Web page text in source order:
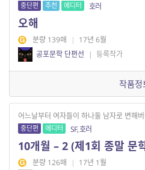
중단편 추천 에디터 호러
오해
분량 139매 | 17년 6월
공포문학 단편선
| 등록작가
작품정
어느날부터 여자들이 하나둘 남자로 변해
중단편 에디터 SF, 호러
10개월 – 2 (제1회 종말 문
분량 126매 | 17년 1월